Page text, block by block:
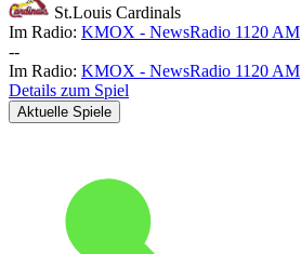
St.Louis Cardinals
Im Radio: KMOX - NewsRadio 1120 AM
--
Im Radio: KMOX - NewsRadio 1120 AM
Details zum Spiel
Aktuelle Spiele